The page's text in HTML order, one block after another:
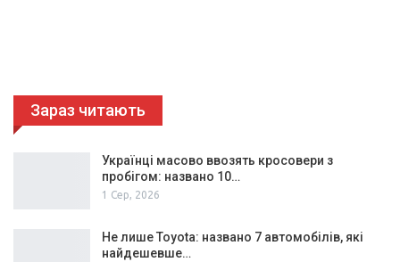
Зараз читають
Українці масово ввозять кросовери з
пробігом: названо 10…
1 Сер, 2026
Не лише Toyota: названо 7 автомобілів, які
найдешевше…